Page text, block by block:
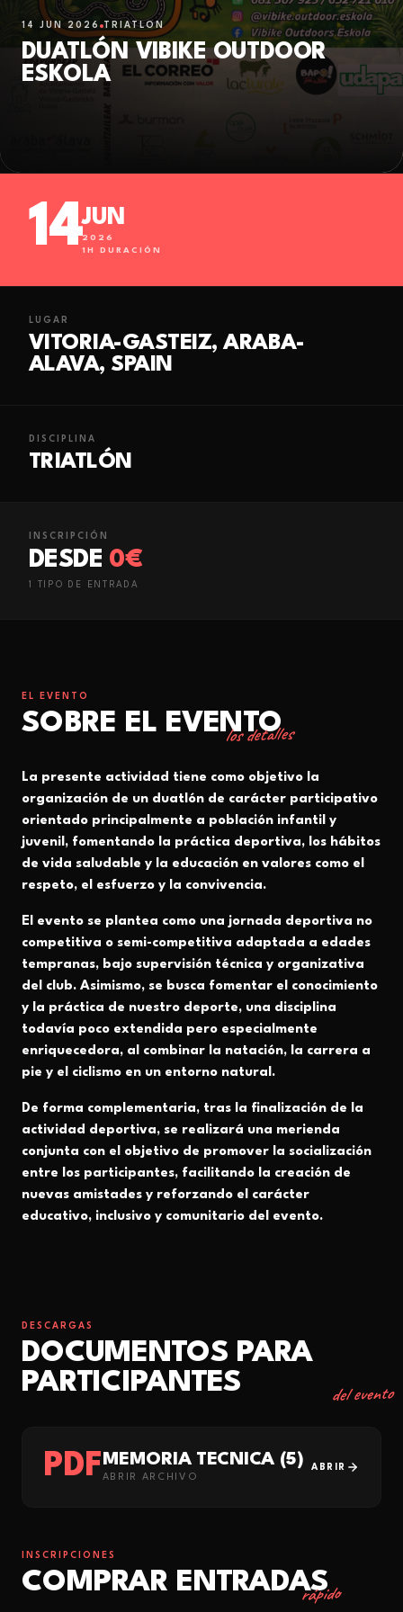
14 JUN 2026 TRIATLÓN
DUATLÓN VIBIKE OUTDOOR
ESKOLA
14JUN
2026
1H DURACIÓN
LUGAR
VITORIA-GASTEIZ, ARABA-
ALAVA, SPAIN
DISCIPLINA
TRIATLÓN
INSCRIPCIÓN
DESDE 0€
1 TIPO DE ENTRADA
EL EVENTO
SOBRE EL EVENTO
los detalles
La presente actividad tiene como objetivo la
organización de un duatlón de carácter participativo
orientado principalmente a población infantil y
juvenil, fomentando la práctica deportiva, los hábitos
de vida saludable y la educación en valores como el
respeto, el esfuerzo y la convivencia.
El evento se plantea como una jornada deportiva no
competitiva o semi-competitiva adaptada a edades
tempranas, bajo supervisión técnica y organizativa
del club. Asimismo, se busca fomentar el conocimiento
y la práctica de nuestro deporte, una disciplina
todavía poco extendida pero especialmente
enriquecedora, al combinar la natación, la carrera a
pie y el ciclismo en un entorno natural.
De forma complementaria, tras la finalización de la
actividad deportiva, se realizará una merienda
conjunta con el objetivo de promover la socialización
entre los participantes, facilitando la creación de
nuevas amistades y reforzando el carácter
educativo, inclusivo y comunitario del evento.
DESCARGAS
DOCUMENTOS PARA
PARTICIPANTES
del evento
PDFMEMORIA TÉCNICA (5)
ABRIR ARCHIVO
ABRIR
INSCRIPCIONES
COMPRAR ENTRADAS
rápido